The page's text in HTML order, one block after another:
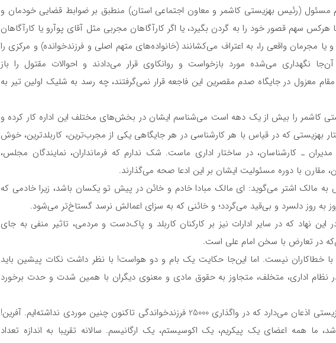
مسئول (رئیس بهزیستی کاشمر و معاون اجتماعی استان) منطبق بر ضوابط قضایی خودمان و
سهم قصور خود را به گردن بگیرد، یا اگر کارآگاهان مجربی مثل آقای پوآرو یا کارآگاهان
یا مجرمان واقعی را، به اعتراف می‌کشانند (خانواده‌های متهم اصلی و فرزندخوانده) و مرکزی را
نگهداری می‌شده مورد بازخواست و روانکاوی قرار می‌دادند و احوالات مقتول را باز
معزول در جایگاه صدم مقصرین این فاجعه قرار نمی‌گرفتند، چه رسد به شلیک اولین تیر به
کاشمر را بیش از یک دهه است می‌شناسم ایشان در بخش‌های مختلف این اداره کار کرده و
بهزیستی که در قیاس با هر کارشناسی در هر جایگاهی یکی از مجرب‌ترین، کاربلدترین، خوش
مدیران ـ کارشناسان، در ساختار اداری ماست. شک ندارم که فرمانداران، نمایندگان مجلس،
مقارن با دوره مسئولیت ایشان بر این ادعا صحه می‌گذارند.
به مالک اشتر می‌گوید: ای مالک مبادا خادم و خائن در پیش تو یکسان باشد، زیرا خادمی که
به روز دلسرد و بی‌قید می‌گردد؛ و خائنی که به سزای اعمالش نرسد گستاخ‌تر می‌شود.
نهاد که در سایر ادارات نیز بر کارکنان کاربلد و پاک‌دست و مردمی، تاثیر منفی به جای
در تعارض با سخن امام علی است.
خطاکاران نیست. اما این‌جا حکایت یک بام و دو هواست! با نظر داشت نکات پیشین باید
نظام اداری، متخلف، متجاوز به حقوق مادی و معنوی دیگران با همین شدت و حدت برخورد
۳. رئیس محترم سازمان بهزیستی اذعان می‌دارد که در واگذاری 25000 فرزندخواندگی تاکنون چنین موردی نداشته‌ایم. آفرین!
ما همه اعضای یک پیکریم، یک اکوسیستم، یک ارگانیسم. سالانه تقریبا به اندازه تعداد